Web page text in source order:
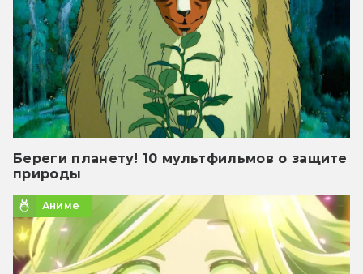
Береги планету! 10 мультфильмов о защите
природы
Аниме